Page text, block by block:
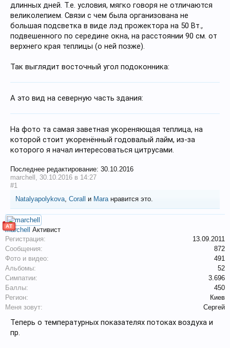
длинных дней. Т.е. условия, мягко говоря не отличаются
великолепием. Связи с чем была организована не
большая подсветка в виде лэд прожектора на 50 Вт.,
подвешенного по середине окна, на расстоянии 90 см. от
верхнего края теплицы (о ней позже).
Так выглядит восточный угол подоконника:
А это вид на северную часть здания:
На фото та самая заветная укореняющая теплица, на
которой стоит укоренённый годовалый лайм, из-за
которого я начал интересоваться цитрусами.
Последнее редактирование: 30.10.2016
marchell , 30.10.2016 в 14:27
#1
Natalyapolykova, Corall и Maraнравится это.
АТ
marchell
Активист
Регистрация:
13.09.2011
Сообщения:
872
Фото и видео:
491
Альбомы:
52
Симпатии:
3.696
Баллы:
450
Регион:
Киев
Меня зовут:
Сергей
Теперь о температурных показателях потоках воздуха и
пр.